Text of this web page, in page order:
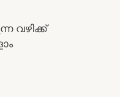
വഴിക്ക്